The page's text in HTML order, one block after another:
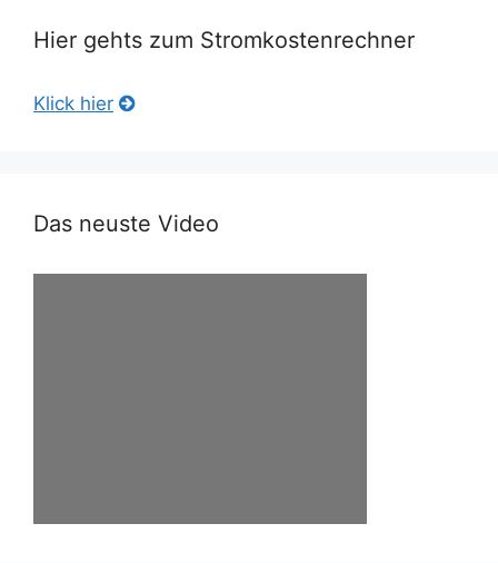
Hier gehts zum Stromkostenrechner
Klick hier
Das neuste Video